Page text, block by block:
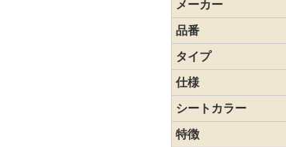
メーカー
品番
タイプ
仕様
シートカラー
特徴